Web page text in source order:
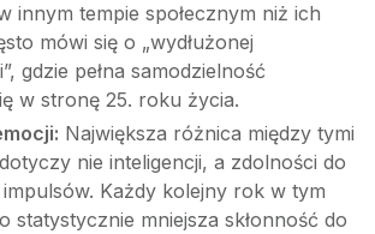
innym tempie społecznym niż ich
mówi się o „wydłużonej
gdzie pełna samodzielność
w stronę 25. roku życia.
Największa różnica między tymi
nie inteligencji, a zdolności do
Każdy kolejny rok w tym
statystycznie mniejsza skłonność do